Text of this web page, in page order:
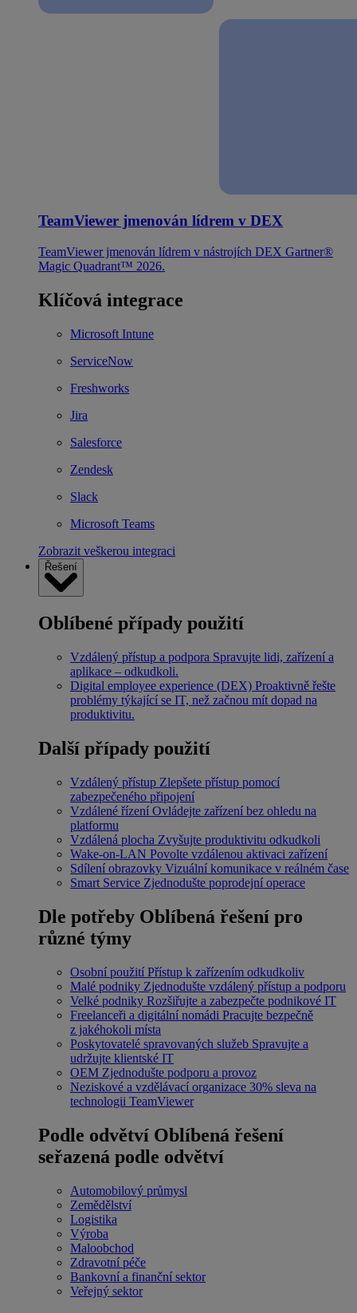
TeamViewer jmenován lídrem v DEX
TeamViewer jmenován lídrem v nástrojích DEX Gartner®
Magic Quadrant™ 2026.
Klíčová integrace
Microsoft Intune
ServiceNow
Freshworks
Jira
Salesforce
Zendesk
Slack
Microsoft Teams
Zobrazit veškerou integraci
Řešení
Oblíbené případy použití
Vzdálený přístup a podpora Spravujte lidi, zařízení a
aplikace – odkudkoli.
Digital employee experience (DEX) Proaktivně řešte
problémy týkající se IT, než začnou mít dopad na
produktivitu.
Další případy použití
Vzdálený přístup Zlepšete přístup pomocí
zabezpečeného připojení
Vzdálené řízení Ovládejte zařízení bez ohledu na
platformu
Vzdálená plocha Zvyšujte produktivitu odkudkoli
Wake-on-LAN Povolte vzdálenou aktivaci zařízení
Sdílení obrazovky Vizuální komunikace v reálném čase
Smart Service Zjednodušte poprodejní operace
Dle potřeby Oblíbená řešení pro
různé týmy
Osobní použití Přístup k zařízením odkudkoliv
Malé podniky Zjednodušte vzdálený přístup a podporu
Velké podniky Rozšiřujte a zabezpečte podnikové IT
Freelanceři a digitální nomádi Pracujte bezpečně
z jakéhokoli místa
Poskytovatelé spravovaných služeb Spravujte a
udržujte klientské IT
OEM Zjednodušte podporu a provoz
Neziskové a vzdělávací organizace 30% sleva na
technologii TeamViewer
Podle odvětví Oblíbená řešení
seřazená podle odvětví
Automobilový průmysl
Zemědělství
Logistika
Výroba
Maloobchod
Zdravotní péče
Bankovní a finanční sektor
Veřejný sektor